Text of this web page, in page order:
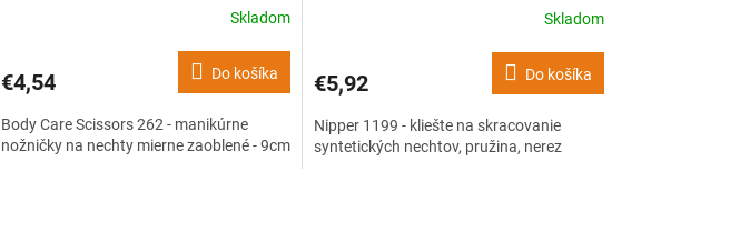
Skladom
€4,54 Do košíka
Body Care Scissors 262 - manikúrne
nožničky na nechty mierne zaoblené - 9cm
Skladom
€5,92 Do košíka
Nipper 1199 - kliešte na skracovanie
syntetických nechtov, pružina, nerez